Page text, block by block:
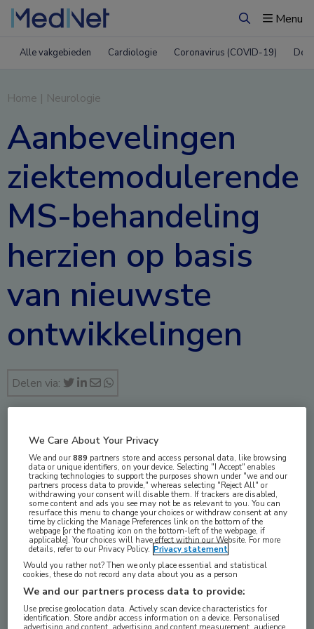
ZoekenMenu
Alle vakgebieden Cardiologie Coronavirus (COVID-19)
Home | Neurologie
Aanbevelingen
ziektemodulerende
MS-behandeling
herzien op basis
van nieuwste
ontwikkelingen
Delen via:
Een samenvatting van de
jun 2024
Vakgebieden:
Neurologie
We Care About Your Privacy
We and our889 partners store and access personal data, like browsing
data or unique identifiers, on your device. Selecting "I Accept" enables
tracking technologies to support the purposes shown under "we and our
partners process data to provide," whereas selecting "Reject All" or
withdrawing your consent will disable them. If trackers are disabled,
some content and ads you see may not be as relevant to you. You can
resurface this menu to change your choices or withdraw consent at any
time by clicking the Manage Preferences link on the bottom of the
webpage [or the floating icon on the bottom-left of the webpage, if
applicable]. Your choices will have effect within our Website. For more
details, refer to our Privacy Policy. Privacy statement
Would you rather not? Then we only place essential and statistical
cookies, these do not record any data about you as a person
We and our partners process data to provide:
Use precise geolocation data. Actively scan device characteristics for
identification. Store and/or access information on a device. Personalised